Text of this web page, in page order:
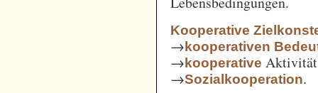
Kooperative
→kooperativen
→kooperative
→Sozialkooperation.